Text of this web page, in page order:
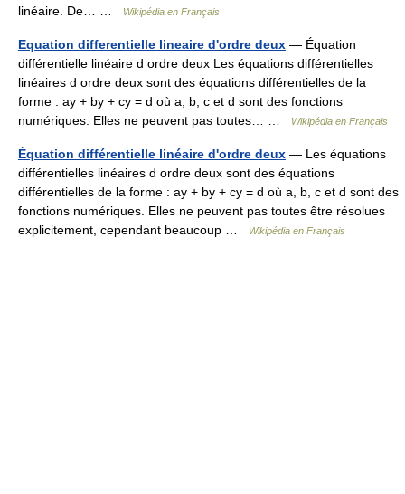
linéaire. De… …
Wikipédia en Français
Equation differentielle lineaire d'ordre deux — Équation
différentielle linéaire d ordre deux Les équations différentielles
linéaires d ordre deux sont des équations différentielles de la
forme : ay + by + cy = d où a, b, c et d sont des fonctions
numériques. Elles ne peuvent pas toutes… …
Wikipédia en Français
Équation différentielle linéaire d'ordre deux — Les équations
différentielles linéaires d ordre deux sont des équations
différentielles de la forme : ay + by + cy = d où a, b, c et d sont des
fonctions numériques. Elles ne peuvent pas toutes être résolues
explicitement, cependant beaucoup …
Wikipédia en Français